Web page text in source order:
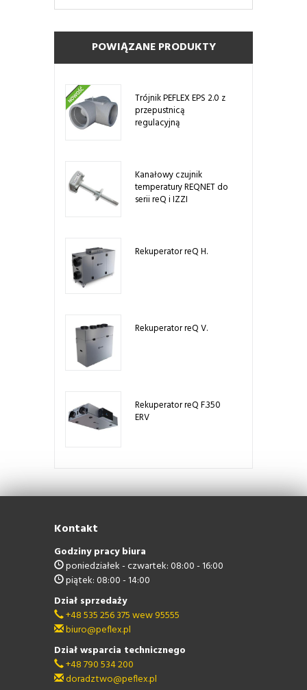
POWIĄZANE PRODUKTY
Trójnik PEFLEX EPS 2.0 z
przepustnicą
regulacyjną
Kanałowy czujnik
temperatury REQNET do
serii reQ i IZZI
Rekuperator reQ H.
Rekuperator reQ V.
Rekuperator reQ F.350
ERV
Kontakt
Godziny pracy biura
poniedziałek - czwartek: 08:00 - 16:00
piątek: 08:00 - 14:00
Dział sprzedaży
+48 535 256 375 wew 95555
biuro@peflex.pl
Dział wsparcia technicznego
+48 790 534 200
doradztwo@peflex.pl